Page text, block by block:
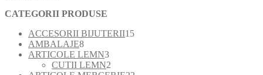
CATEGORII PRODUSE
ACCESORII BIJUTERII1515
AMBALAJE88
produse
ARTICOLE LEMN33
produse
CUTII LEMN2